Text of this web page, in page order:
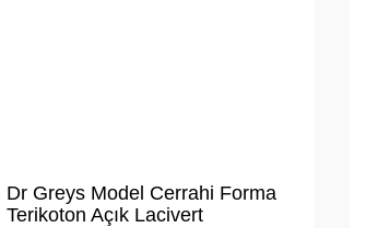
Dr Greys Model Cerrahi Forma
Terikoton Açık Lacivert